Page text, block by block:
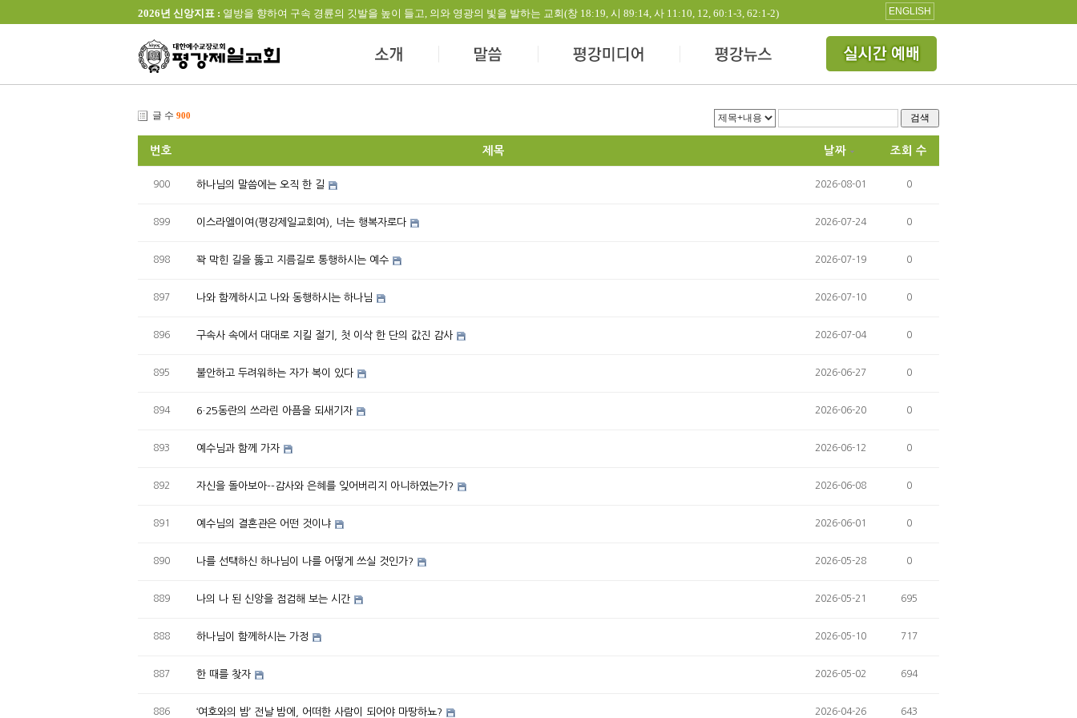
2026년 신앙지표 : 열방을 향하여 구속 경륜의 깃발을 높이 들고, 의와 영광의 빛을 발하는 교회(창 18:19, 시 89:14, 사 11:10, 12, 60:1-3, 62:1-2) ENGLISH
글 수 900 검색
번호 제목 날짜 조회 수
900 하나님의 말씀에는 오직 한 길 2026-08-01 0
899 이스라엘이여(평강제일교회여), 너는 행복자로다 2026-07-24 0
898 꽉 막힌 길을 뚫고 지름길로 통행하시는 예수 2026-07-19 0
897 나와 함께하시고 나와 동행하시는 하나님 2026-07-10 0
896 구속사 속에서 대대로 지킬 절기, 첫 이삭 한 단의 값진 감사 2026-07-04 0
895 불안하고 두려워하는 자가 복이 있다 2026-06-27 0
894 6·25동란의 쓰라린 아픔을 되새기자 2026-06-20 0
893 예수님과 함께 가자 2026-06-12 0
892 자신을 돌아보아--감사와 은혜를 잊어버리지 아니하였는가? 2026-06-08 0
891 예수님의 결혼관은 어떤 것이냐 2026-06-01 0
890 나를 선택하신 하나님이 나를 어떻게 쓰실 것인가? 2026-05-28 0
889 나의 나 된 신앙을 점검해 보는 시간 2026-05-21 695
888 하나님이 함께하시는 가정 2026-05-10 717
887 한 때를 찾자 2026-05-02 694
886 ‘여호와의 밤’ 전날 밤에, 어떠한 사람이 되어야 마땅하뇨? 2026-04-26 643